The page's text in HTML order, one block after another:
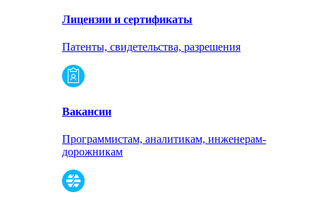
Лицензии и сертификаты
Патенты, свидетельства, разрешения
Вакансии
Программистам, аналитикам, инженерам-
дорожникам